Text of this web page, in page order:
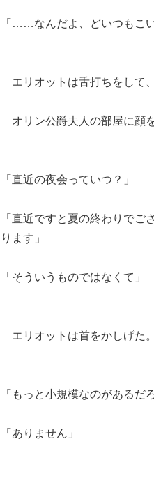
「……なんだよ、どいつもこ
エリオットは舌打ちをして
オリン公爵夫人の部屋に顔
「直近の夜会っていつ？」
「直近ですと夏の終わりで
ります」
「そういうものではなくて」
エリオットは首をかしげた。
「もっと小規模なのがある
「ありません」